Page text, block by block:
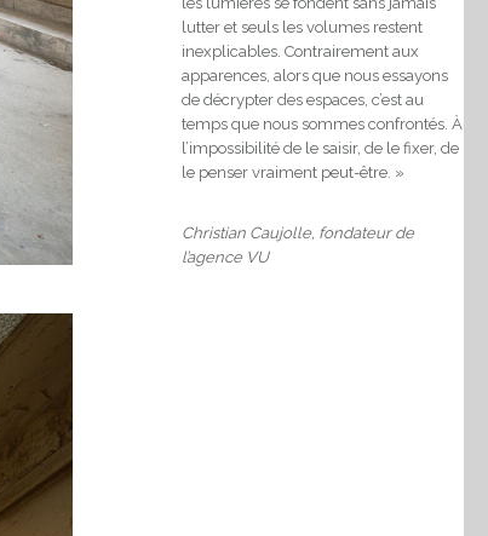
lutter et seuls les volumes restent
inexplicables. Contrairement aux
apparences, alors que nous essayons
de décrypter des espaces, c’est au
temps que nous sommes confrontés. À
l’impossibilité de le saisir, de le fixer, de
le penser vraiment peut-être. »
Christian Caujolle, fondateur de
l’agence VU